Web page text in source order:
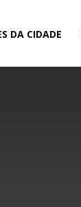
DA CIDADE